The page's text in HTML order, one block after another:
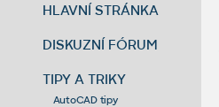
HLAVNÍ STRÁNKA
DISKUZNÍ FÓRUM
TIPY A TRIKY
AutoCAD tipy